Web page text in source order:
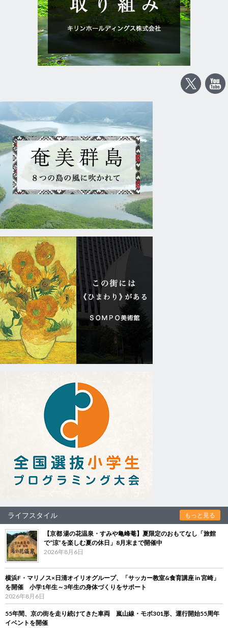
ライフスタイル もっと見る
【京都 湯の花温泉・すみや亀峰菴】夏限定のおもてなし「旅館
で“涼”を楽しむ夏の休日」8月末まで開催中
2026年8月6日
横浜F・マリノス×日清オイリオグループ、「サッカー教室&食育講座 in 宮崎」
を開催 小学1年生～3年生の身体づくりをサポート
2026年8月6日
55年間、京の街を走り続けてきた車両 嵐山線・モボ301形、運行開始55周年
イベントを開催